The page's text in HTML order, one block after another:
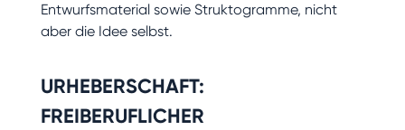
Entwurfsmaterial sowie Struktogramme, nicht
aber die Idee selbst.
URHEBERSCHAFT:
FREIBERUFLICHER